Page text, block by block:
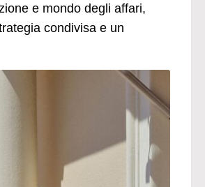
e mondo degli affari,
condivisa e un